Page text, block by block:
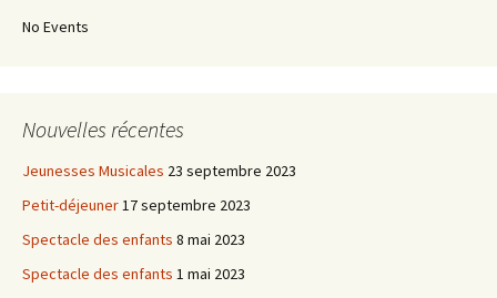
No Events
Nouvelles récentes
Jeunesses Musicales 23 septembre 2023
Petit-déjeuner17 septembre 2023
Spectacle des enfants 8 mai 2023
Spectacle des enfants 1 mai 2023